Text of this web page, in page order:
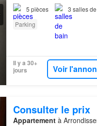
5 pièces 3 salles
Parking
Il y a 30+
jours
Voir
Consulter le prix
Appartementà